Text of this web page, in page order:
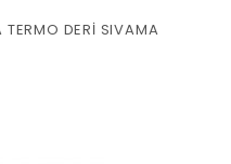
TERMO DERİ SIVAMA